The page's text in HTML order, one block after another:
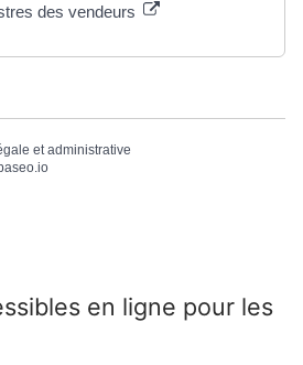
des vendeurs
et administrative
en ligne pour les